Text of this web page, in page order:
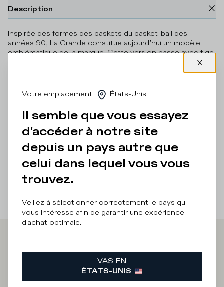
Description
Inspirée des formes des baskets du basket-ball des
années 90, La Grande constitue aujourd’hui un modèle
emblématique de la marque. Cette version basse avec tige
en cuir de vachette est ornée d’empiècements en denim
bleu marine. La semelle en caoutchouc ultra-léger
Entretien Produit
There was a problem loading related productsThere was a
problem loading related products
Iscriviti alla
Newsletter
Votre emplacement: États-Unis
Il semble que vous essayez
d'accéder à notre site
depuis un pays autre que
celui dans lequel vous vous
trouvez.
Veillez à sélectionner correctement le pays qui
vous intéresse afin de garantir une expérience
d'achat optimale.
VAS EN
ÉTATS-UNIS